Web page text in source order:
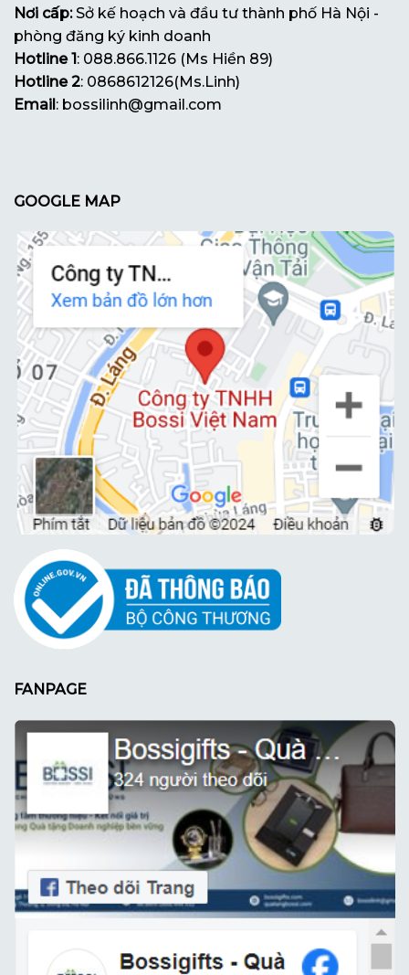
Nơi cấp:Sở kế hoạch và đầu tư thành phố Hà Nội -
phòng đăng ký kinh doanh
Hotline 1: 088.866.1126 (Ms Hiền 89)
Hotline 2: 0868612126(Ms.Linh)
Email: bossilinh@gmail.com
GOOGLE MAP
FANPAGE